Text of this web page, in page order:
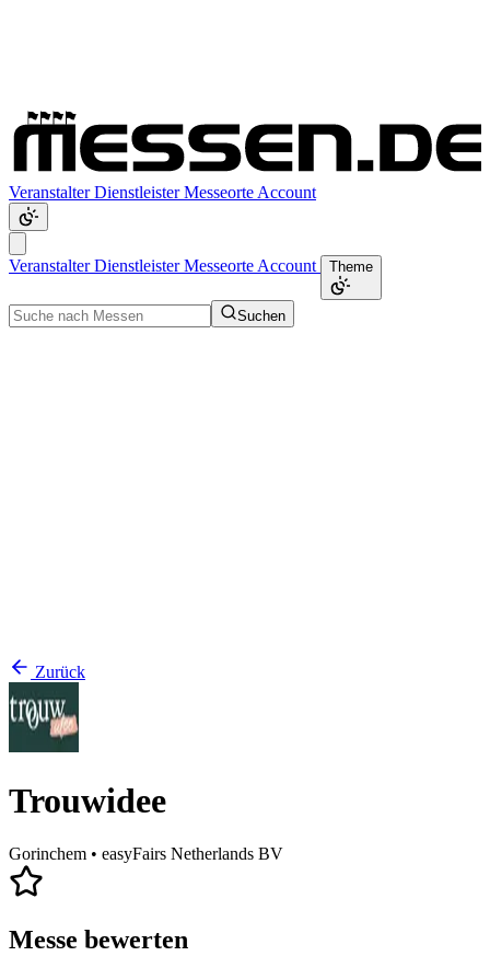
VeranstalterDienstleisterMesseorte Account
VeranstalterDienstleisterMesseorte Account Theme
Suchen
Zurück
Trouwidee
Gorinchem • easyFairs Netherlands BV
Messe bewerten